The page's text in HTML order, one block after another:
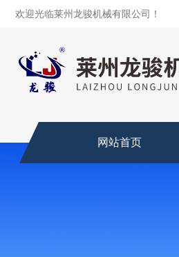
欢迎光临莱州龙骏机械有限公司！
网站首页